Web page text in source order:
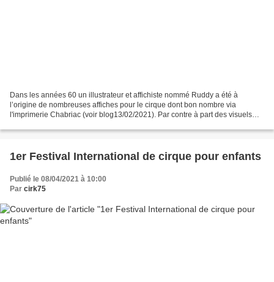
Dans les années 60 un illustrateur et affichiste nommé Ruddy a été à
l’origine de nombreuses affiches pour le cirque dont bon nombre via
l'imprimerie Chabriac (voir blog13/02/2021). Par contre à part des visuels
1er Festival International de cirque pour enfants
Publié le 08/04/2021 à 10:00
Par cirk75